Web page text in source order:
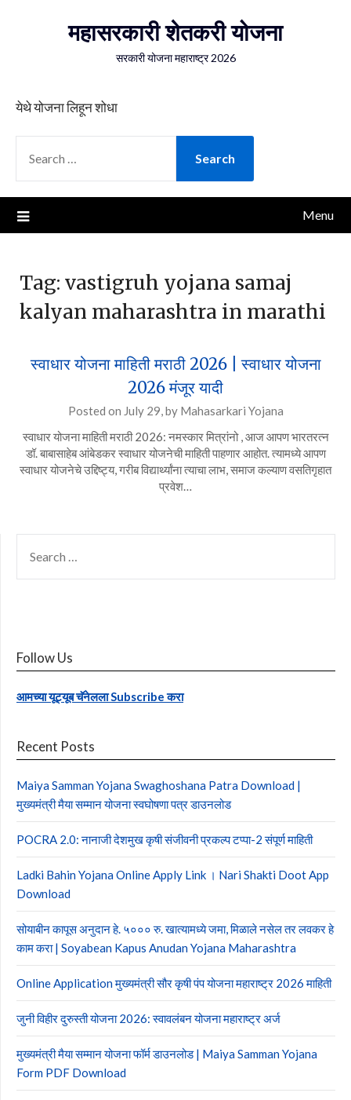
महासरकारी शेतकरी योजना
सरकारी योजना महाराष्ट्र 2026
येथे योजना लिहून शोधा
FOR:
Menu
Tag: vastigruh yojana samaj
kalyan maharashtra in marathi
स्वाधार योजना माहिती मराठी 2026 | स्वाधार योजना
2026 मंजूर यादी
Posted on July 29,by Mahasarkari Yojana
स्वाधार योजना माहिती मराठी 2026: नमस्कार मित्रांनो , आज आपण भारतरत्न
डॉ. बाबासाहेब आंबेडकर स्वाधार योजनेची माहिती पाहणार आहोत. त्यामध्ये आपण
स्वाधार योजनेचे उद्दिष्ट्य, गरीब विद्यार्थ्यांना त्याचा लाभ, समाज कल्याण वसतिगृहात
प्रवेश…
FOR:
Follow Us
आमच्या यूट्यूब चॅनेलला Subscribe करा
Recent Posts
Maiya Samman Yojana Swaghoshana Patra Download |
मुख्यमंत्री मैया सम्मान योजना स्वघोषणा पत्र डाउनलोड
POCRA 2.0: नानाजी देशमुख कृषी संजीवनी प्रकल्प टप्पा-2 संपूर्ण माहिती
Ladki Bahin Yojana Online Apply Link । Nari Shakti Doot App
Download
सोयाबीन कापूस अनुदान हे. ५००० रु. खात्यामध्ये जमा, मिळाले नसेल तर लवकर हे
काम करा | Soyabean Kapus Anudan Yojana Maharashtra
Online Application मुख्यमंत्री सौर कृषी पंप योजना महाराष्ट्र 2026 माहिती
जुनी विहीर दुरुस्ती योजना 2026: स्वावलंबन योजना महाराष्ट्र अर्ज
मुख्यमंत्री मैया सम्मान योजना फॉर्म डाउनलोड | Maiya Samman Yojana
Form PDF Download